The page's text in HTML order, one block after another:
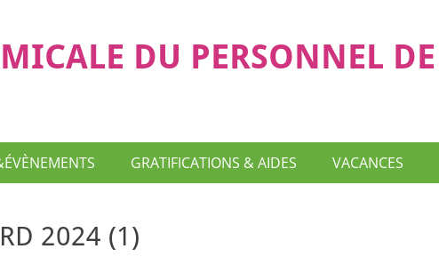
DU PERSONNEL
GRATIFICATIONS & AIDES VACANCES
2024 (1)